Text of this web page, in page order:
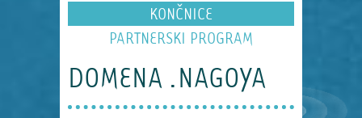
KONČNICE
PARTNERSKI PROGRAM
DOMENA .NAGOYA